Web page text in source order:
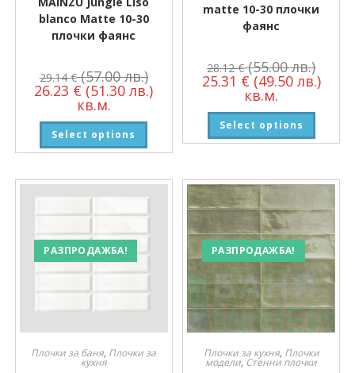
blanco Matte 10-30
плочки фаянс
29.14€ (57.00 лв.)
26.23 € (51.30 лв.)
кв.м.
Select options
matte 10-30 плочки
фаянс
28.12€ (55.00 лв.)
25.31 € (49.50 лв.)
кв.м.
Select options
РАЗПРОДАЖБА!
Плочки за баня, Плочки за
кухня
РАЗПРОДАЖБА!
Плочки за кухня, Плочки
модели, Стенни плочки